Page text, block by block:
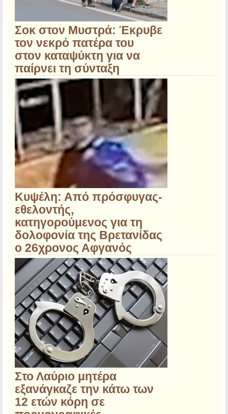
Σοκ στον Μυστρά: Έκρυβε
τον νεκρό πατέρα του
στον καταψύκτη για να
παίρνει τη σύνταξη
Κυψέλη: Από πρόσφυγας-
εθελοντής,
κατηγορούμενος για τη
δολοφονία της Βρετανίδας
ο 26χρονος Αφγανός
Στο Λαύριο μητέρα
εξανάγκαζε την κάτω των
12 ετών κόρη σε